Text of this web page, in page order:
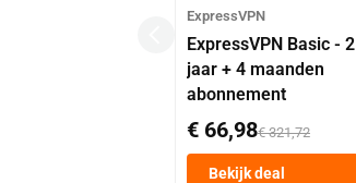
ExpressVPN
ExpressVPN Basic - 2
jaar + 4 maanden
abonnement
€ 66,98€ 321,72
Bekijk deal